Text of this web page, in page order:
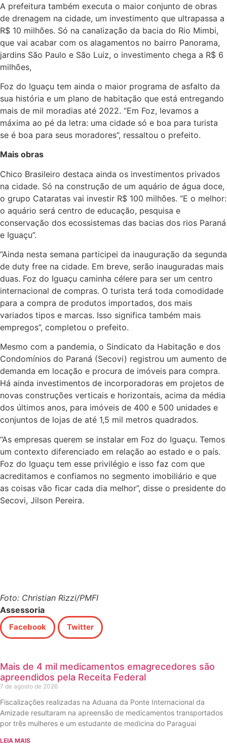
A prefeitura também executa o maior conjunto de obras
de drenagem na cidade, um investimento que ultrapassa a
R$ 10 milhões. Só na canalização da bacia do Rio Mimbi,
que vai acabar com os alagamentos no bairro Panorama,
jardins São Paulo e São Luiz, o investimento chega a R$ 6
milhões,
Foz do Iguaçu tem ainda o maior programa de asfalto da
sua história e um plano de habitação que está entregando
mais de mil moradias até 2022. “Em Foz, levamos a
máxima ao pé da letra: uma cidade só e boa para turista
se é boa para seus moradores”, ressaltou o prefeito.
Mais obras
Chico Brasileiro destaca ainda os investimentos privados
na cidade. Só na construção de um aquário de água doce,
o grupo Cataratas vai investir R$ 100 milhões. “E o melhor:
o aquário será centro de educação, pesquisa e
conservação dos ecossistemas das bacias dos rios Paraná
e Iguaçu”.
“Ainda nesta semana participei da inauguração da segunda
de duty free na cidade. Em breve, serão inauguradas mais
duas. Foz do Iguaçu caminha célere para ser um centro
internacional de compras. O turista terá toda comodidade
para a compra de produtos importados, dos mais
variados tipos e marcas. Isso significa também mais
empregos”, completou o prefeito.
Mesmo com a pandemia, o Sindicato da Habitação e dos
Condomínios do Paraná (Secovi) registrou um aumento de
demanda em locação e procura de imóveis para compra.
Há ainda investimentos de incorporadoras em projetos de
novas construções verticais e horizontais, acima da média
dos últimos anos, para imóveis de 400 e 500 unidades e
conjuntos de lojas de até 1,5 mil metros quadrados.
“As empresas querem se instalar em Foz do Iguaçu. Temos
um contexto diferenciado em relação ao estado e o país.
Foz do Iguaçu tem esse privilégio e isso faz com que
acreditamos e confiamos no segmento imobiliário e que
as coisas vão ficar cada dia melhor”, disse o presidente do
Secovi, Jilson Pereira.
Foto: Christian Rizzi/PMFI
Assessoria
Facebook Twitter
Mais de 4 mil medicamentos emagrecedores são
apreendidos pela Receita Federal
7 de agosto de 2026
Fiscalizações realizadas na Aduana da Ponte Internacional da
Amizade resultaram na apreensão de medicamentos transportados
por três mulheres e um estudante de medicina do Paraguai
LEIA MAIS